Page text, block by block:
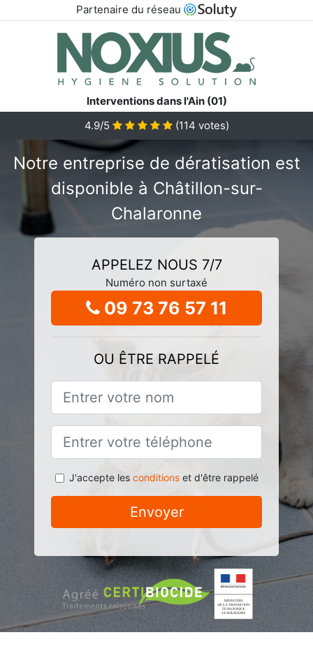
Partenaire du réseau
Interventions dans l'Ain (01)
4.9/5
(114 votes)
Notre entreprise de dératisation est
disponible à Châtillon-sur-
Chalaronne
APPELEZ NOUS 7/7
Numéro non surtaxé
09 73 76 57 11
OU ÊTRE RAPPELÉ
J'accepte les conditionset d'être rappelé
Envoyer